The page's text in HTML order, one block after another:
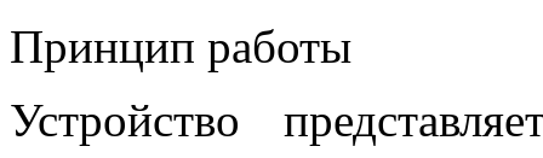
Принцип работы
Устройство